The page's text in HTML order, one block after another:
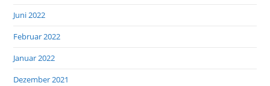
Juni 2022
Februar 2022
Januar 2022
Dezember 2021